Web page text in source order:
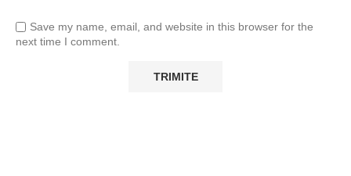
Save my name, email, and website in this browser for the
next time I comment.